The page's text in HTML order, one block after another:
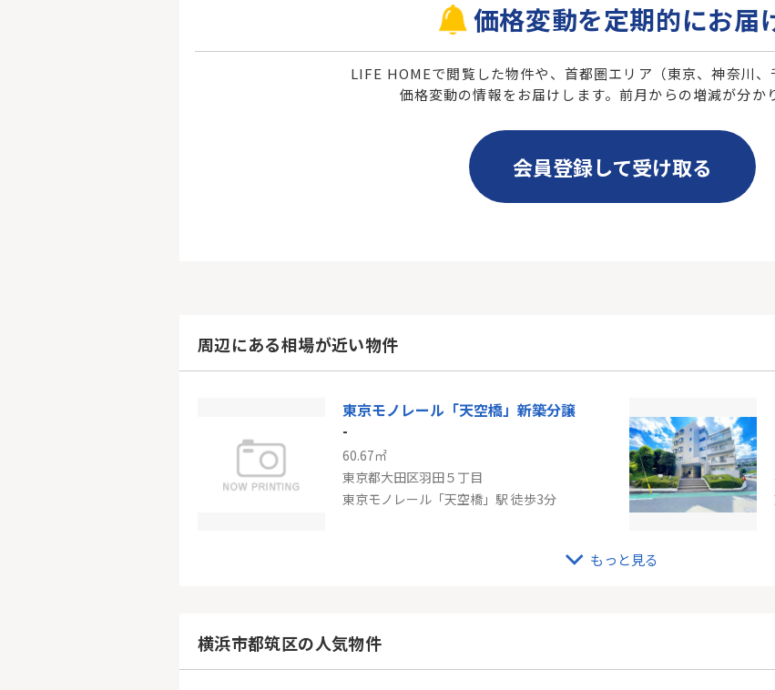
価格変動を定期的にお届
LIFE HOMEで閲覧した物件や、首都圏エリア（東京、神奈川、
価格変動の情報をお届けします。前月からの増減が分か
会員登録して受け取る
周辺にある相場が近い物件
東京モノレール「天空橋」新築分譲
-
60.67㎡
東京都大田区羽田５丁目
東京モノレール「天空橋」駅 徒歩3分
神奈川県横浜市神奈川区新浦島町１丁目
京急本線「神奈川新町」駅 徒歩6分
もっと見る
横浜市都筑区の人気物件